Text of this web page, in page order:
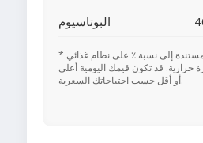
البوتاسيوم
* تعتمد القيم اليومية المستندة إلى نسبة ٪ على نظام غذائي
على 2,000 سعرة حرارية. قد تكون قيمك اليومية أعلى
أو أقل حسب احتياجاتك السعرية.